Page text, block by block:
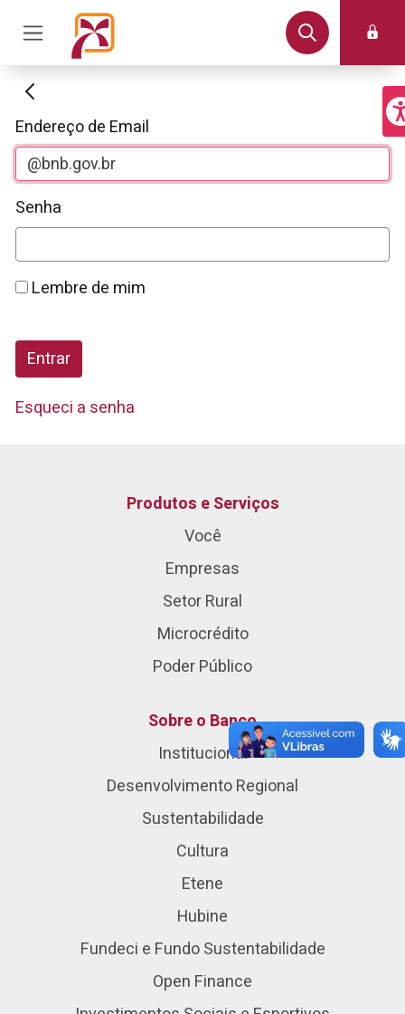
Autenticação
Endereço de Email
Senha
Lembre de mim
Entrar
Esqueci a senha
Produtos e Serviços
Você
Empresas
Setor Rural
Microcrédito
Poder Público
Sobre o Banco
Institucional
Desenvolvimento Regional
Sustentabilidade
Cultura
Etene
Hubine
Fundeci e Fundo Sustentabilidade
Open Finance